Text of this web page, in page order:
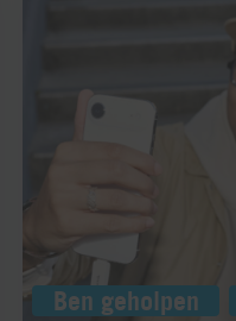
Ben geholpen